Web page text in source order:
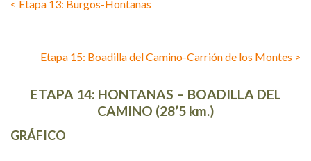
< Etapa 13: Burgos-Hontanas
Etapa 15: Boadilla del Camino-Carrión de los Montes >
ETAPA 14: HONTANAS – BOADILLA DEL
CAMINO (28’5 km.)
GRÁFICO